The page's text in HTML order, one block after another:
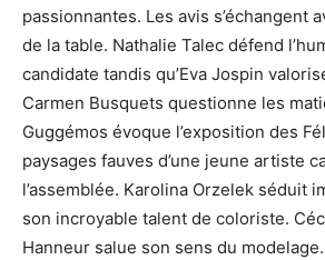
passionnantes. Les avis s’échangent
de la table. Nathalie Talec défend
candidate tandis qu’Eva Jospin
Carmen Busquets questionne les
Guggémos évoque l’exposition des
paysages fauves d’une jeune artiste
l’assemblée. Karolina Orzelek séduit
son incroyable talent de coloriste.
Hanneur salue son sens du